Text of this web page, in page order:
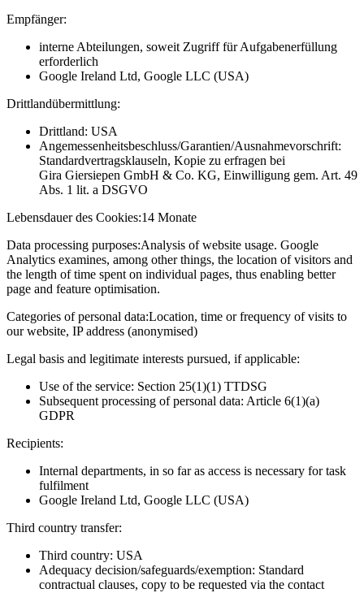
Empfänger:
interne Abteilungen, soweit Zugriff für Aufgabenerfüllung
erforderlich
Google Ireland Ltd, Google LLC (USA)
Drittlandübermittlung:
Drittland: USA
Angemessenheitsbeschluss/Garantien/Ausnahmevorschrift:
Standardvertragsklauseln, Kopie zu erfragen bei
Gira Giersiepen GmbH & Co. KG, Einwilligung gem. Art. 49
Abs. 1 lit. a DSGVO
Lebensdauer des Cookies:14 Monate
Data processing purposes:Analysis of website usage. Google
Analytics examines, among other things, the location of visitors and
the length of time spent on individual pages, thus enabling better
page and feature optimisation.
Categories of personal data:Location, time or frequency of visits to
our website, IP address (anonymised)
Legal basis and legitimate interests pursued, if applicable:
Use of the service: Section 25(1)(1) TTDSG
Subsequent processing of personal data: Article 6(1)(a)
GDPR
Recipients:
Internal departments, in so far as access is necessary for task
fulfilment
Google Ireland Ltd, Google LLC (USA)
Third country transfer:
Third country: USA
Adequacy decision/safeguards/exemption: Standard
contractual clauses, copy to be requested via the contact